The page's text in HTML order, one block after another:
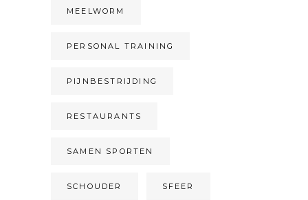
MEELWORM
PERSONAL TRAINING
PIJNBESTRIJDING
RESTAURANTS
SAMEN SPORTEN
SCHOUDER SFEER